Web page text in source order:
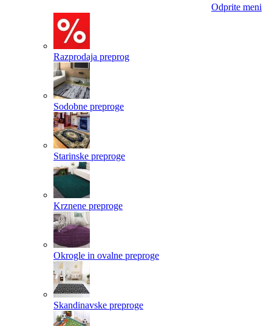
Odprite meni
Razprodaja preprog
Sodobne preproge
Starinske preproge
Krznene preproge
Okrogle in ovalne preproge
Skandinavske preproge